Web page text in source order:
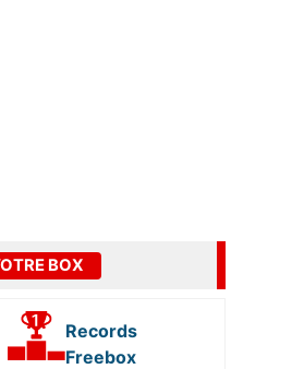
BOX
Records
Freebox